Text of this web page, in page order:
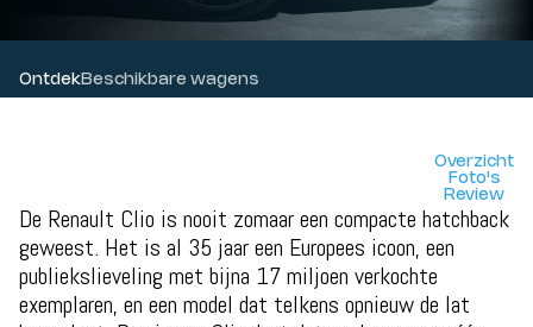
OntdekBeschikbare wagens
Overzicht
Foto's
Review
De Renault Clio is nooit zomaar een compacte hatchback
geweest. Het is al 35 jaar een Europees icoon, een
publiekslieveling met bijna 17 miljoen verkochte
exemplaren, en een model dat telkens opnieuw de lat